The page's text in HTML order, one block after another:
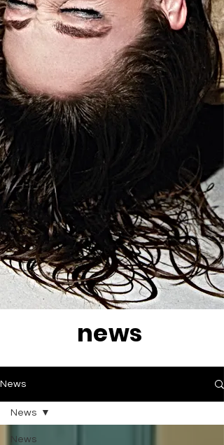
news
News
News
News